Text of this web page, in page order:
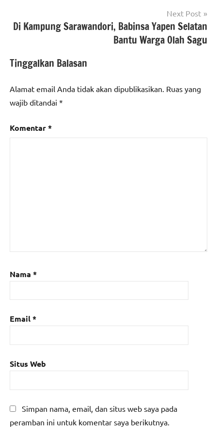
Next Post
Di Kampung Sarawandori, Babinsa Yapen Selatan
Bantu Warga Olah Sagu
Tinggalkan Balasan
Alamat email Anda tidak akan dipublikasikan. Ruas yang
wajib ditandai *
Komentar*
Nama *
Email*
Situs Web
Simpan nama, email, dan situs web saya pada
peramban ini untuk komentar saya berikutnya.